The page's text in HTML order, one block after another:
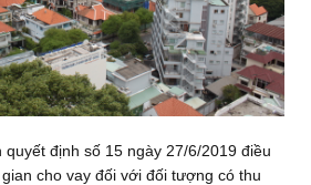
quyết định số 15 ngày 27/6/2019 điều
cho vay đối với đối tượng có thu